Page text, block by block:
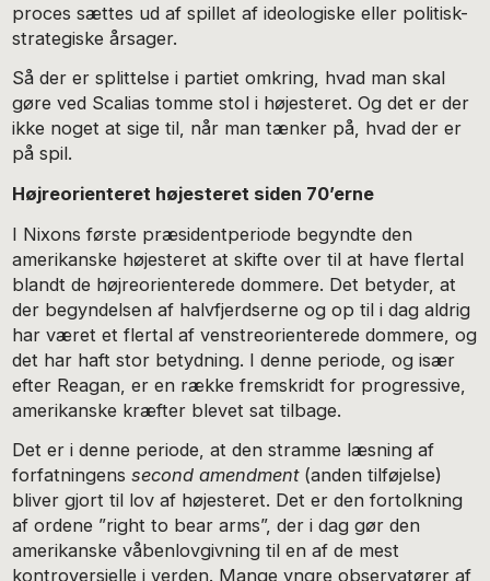
proces sættes ud af spillet af ideologiske eller politisk-
strategiske årsager.
Så der er splittelse i partiet omkring, hvad man skal
gøre ved Scalias tomme stol i højesteret. Og det er der
ikke noget at sige til, når man tænker på, hvad der er
på spil.
Højreorienteret højesteret siden 70’erne
I Nixons første præsidentperiode begyndte den
amerikanske højesteret at skifte over til at have flertal
blandt de højreorienterede dommere. Det betyder, at
der begyndelsen af halvfjerdserne og op til i dag aldrig
har været et flertal af venstreorienterede dommere, og
det har haft stor betydning. I denne periode, og især
efter Reagan, er en række fremskridt for progressive,
amerikanske kræfter blevet sat tilbage.
Det er i denne periode, at den stramme læsning af
forfatningenssecond amendment(anden tilføjelse)
bliver gjort til lov af højesteret. Det er den fortolkning
af ordene ”right to bear arms”, der i dag gør den
amerikanske våbenlovgivning til en af de mest
kontroversielle i verden. Mange yngre observatører af